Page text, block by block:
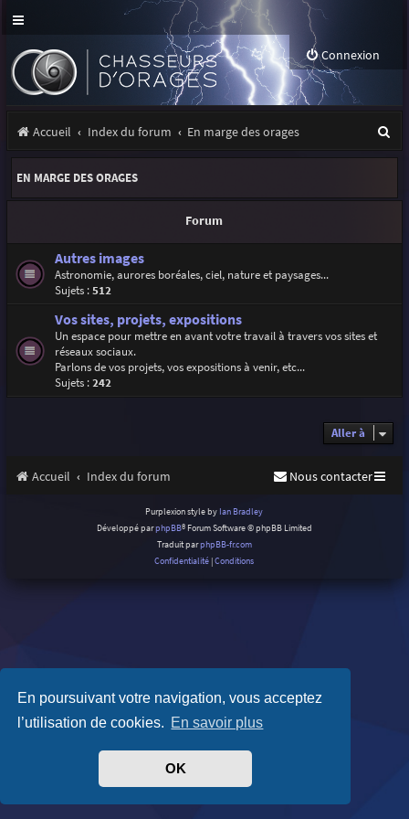
En poursuivant votre navigation, vous acceptez
l’utilisation de cookies. En savoir plus
OK
Connexion
Accueil Index du forum En marge des orages
e
e
EN MARGE DES ORAGES
Forum
Autres images
Astronomie, aurores boréales, ciel, nature et paysages...
Sujets :512
Vos sites, projets, expositions
Un espace pour mettre en avant votre travail à travers vos sites et
réseaux sociaux.
Parlons de vos projets, vos expositions à venir, etc...
Sujets :242
Aller à
Accueil Index du forum Nous contacter
Purplexion style by Ian Bradley
Développé parphpBB® Forum Software © phpBB Limited
Traduit parphpBB-fr.com
Confidentialité |Conditions